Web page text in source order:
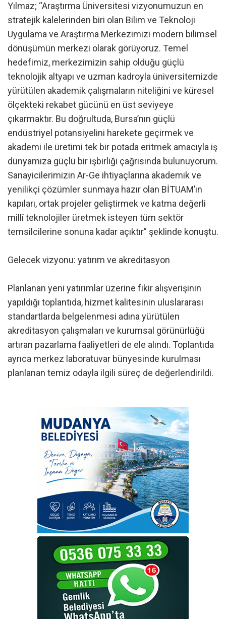
Yılmaz; “Araştırma Üniversitesi vizyonumuzun en
stratejik kalelerinden biri olan Bilim ve Teknoloji
Uygulama ve Araştırma Merkezimizi modern bilimsel
dönüşümün merkezi olarak görüyoruz. Temel
hedefimiz, merkezimizin sahip olduğu güçlü
teknolojik altyapı ve uzman kadroyla üniversitemizde
yürütülen akademik çalışmaların niteliğini ve küresel
ölçekteki rekabet gücünü en üst seviyeye
çıkarmaktır. Bu doğrultuda, Bursa’nın güçlü
endüstriyel potansiyelini harekete geçirmek ve
akademi ile üretimi tek bir potada eritmek amacıyla iş
dünyamıza güçlü bir işbirliği çağrısında bulunuyorum.
Sanayicilerimizin Ar-Ge ihtiyaçlarına akademik ve
yenilikçi çözümler sunmaya hazır olan BİTUAM’ın
kapıları, ortak projeler geliştirmek ve katma değerli
millî teknolojiler üretmek isteyen tüm sektör
temsilcilerine sonuna kadar açıktır” şeklinde konuştu.
Gelecek vizyonu: yatırım ve akreditasyon
Planlanan yeni yatırımlar üzerine fikir alışverişinin
yapıldığı toplantıda, hizmet kalitesinin uluslararası
standartlarda belgelenmesi adına yürütülen
akreditasyon çalışmaları ve kurumsal görünürlüğü
artıran pazarlama faaliyetleri de ele alındı. Toplantıda
ayrıca merkez laboratuvar bünyesinde kurulması
planlanan temiz odayla ilgili süreç de değerlendirildi.